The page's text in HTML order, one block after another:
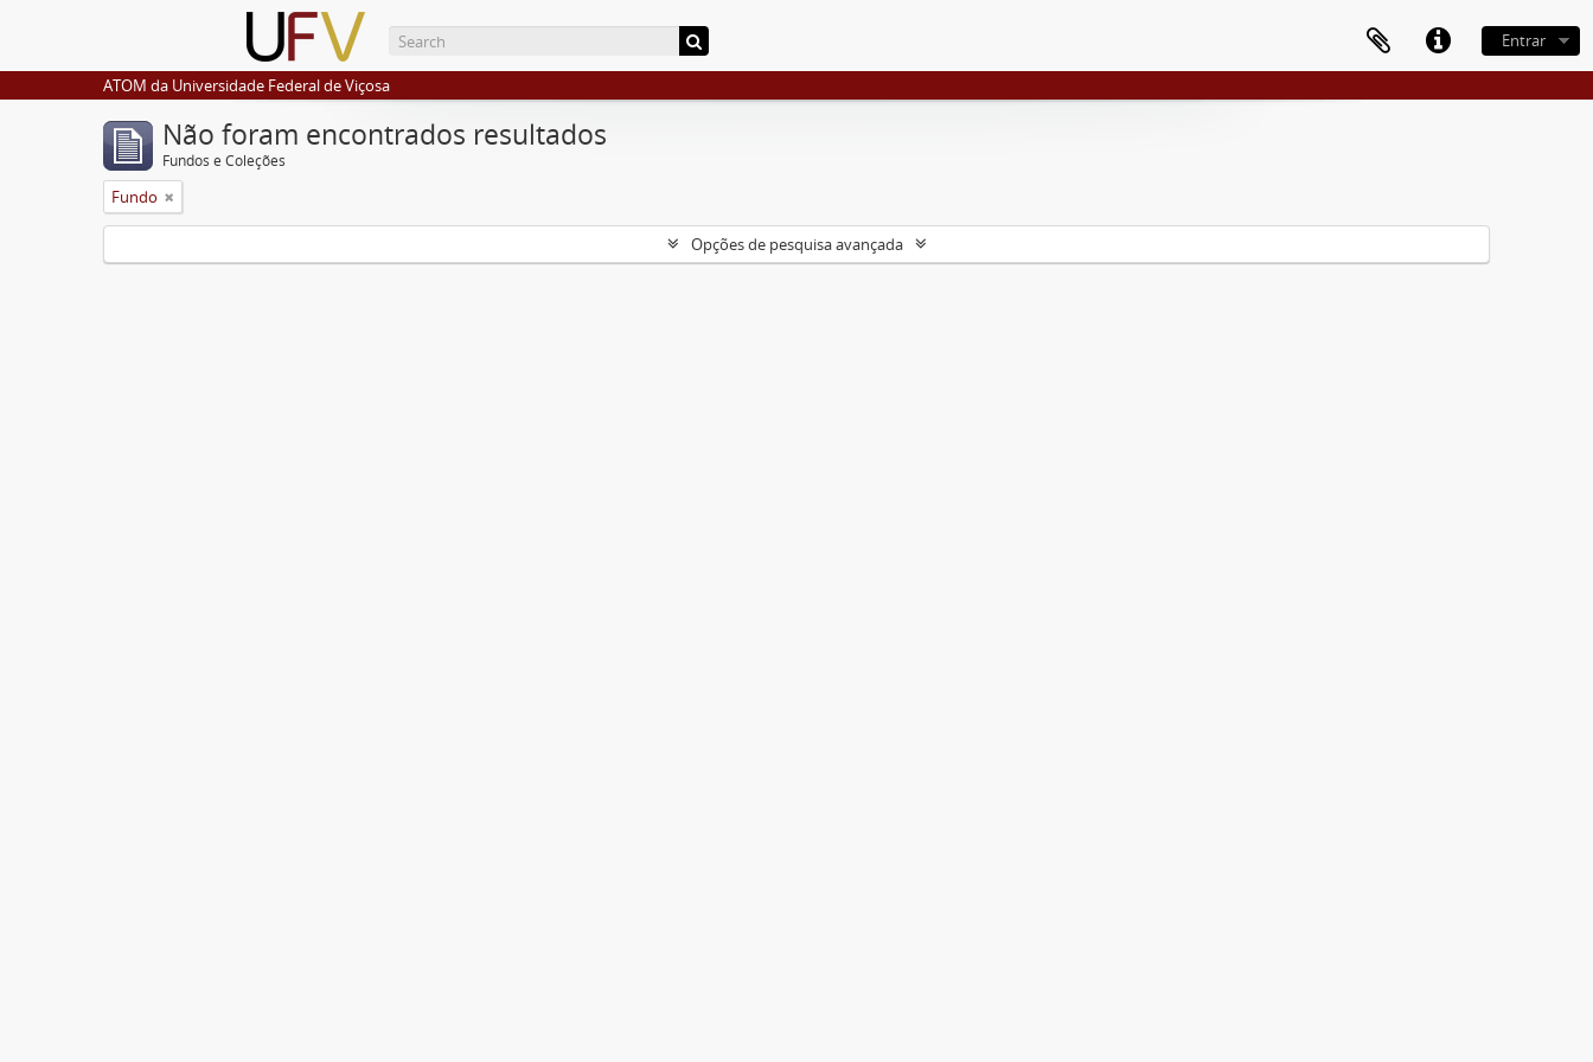
Entrar
ATOM da Universidade Federal de Viçosa
Não foram encontrados resultados
Fundos e Coleções
Fundo
Opções de pesquisa avançada